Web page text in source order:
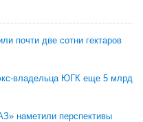
почти две сотни гектаров
владельца ЮГК еще 5 млрд
наметили перспективы